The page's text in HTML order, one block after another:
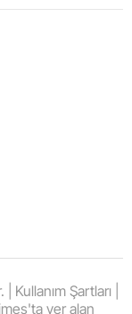
Şartları |
yer alan